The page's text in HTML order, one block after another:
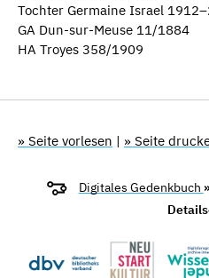
Tochter Germaine Israel
GA Dun-sur-Meuse 11/1884
HA Troyes 358/1909
» Seite vorlesen | » Seite
Digitales Gedenkbuch